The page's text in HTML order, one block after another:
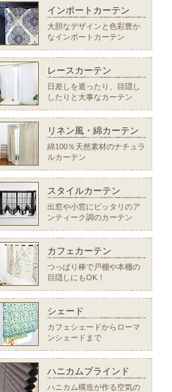
インポートカーテン
大胆なデザインと色彩豊か
なインポートカーテン
レースカーテン
日差しを遮ったり、目隠し
したりと大事なカーテン
リネン風・綿カーテン
綿100％天然素材のナチュラ
ルカーテン
スタイルカーテン
出窓や小窓にピッタリのア
ンティーク調のカーテン
カフェカーテン
つっぱり棒で戸棚や本棚の
目隠しにもOK！
シェード
カフェシェードからローマ
ンシェードまで
ハニカムブラインド
ハニカム構造が作る空気の